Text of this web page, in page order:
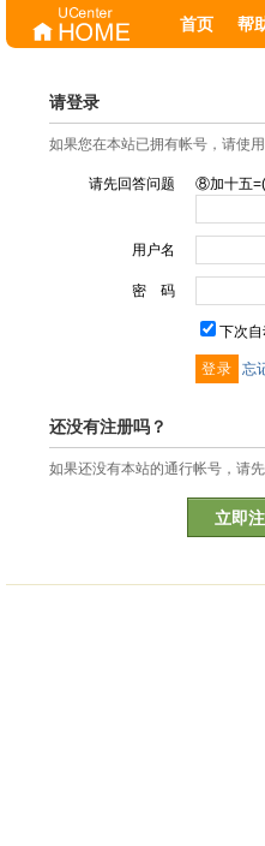
首页 帮
请登录
如果您在本站已拥有帐号，请使
请先回答问题 ⑧加十五
用户名
密 码
下次
忘
还没有注册吗？
如果还没有本站的通行帐号，请
立即